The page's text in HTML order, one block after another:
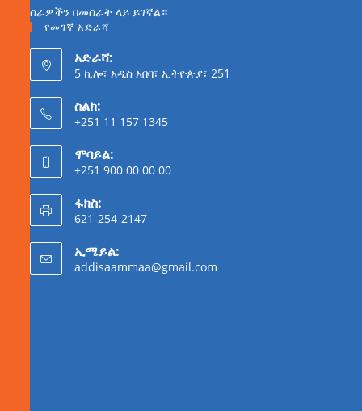
ስራዎችን በመስራት ላይ ይገኛል።
የመገኛ አድራሻ
አድራሻ:
5 ኪሎ፣ አዲስ አበባ፣ ኢትዮጵያ፣ 251
ስልክ:
+251 11 157 1345
ሞባይል:
+251 900 00 00 00
ፋክስ:
621-254-2147
ኢሜይል:
addisaammaa@gmail.com